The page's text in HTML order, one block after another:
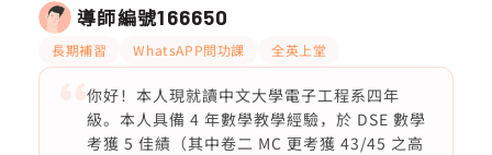
導師編號166650
長期補習 WhatsAPP問功課 全英上堂
你好！本人現就讀中文大學電子工程系四年
級。本人具備 4 年數學教學經驗，於 DSE 數學
考獲 5 佳績（其中卷二 MC 更考獲 43/45 之高